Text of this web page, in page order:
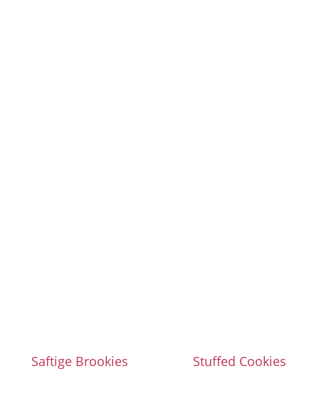
Saftige Brookies Stuffed Cookies